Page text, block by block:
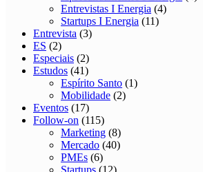
Entrevistas I Energia (4)
Startups I Energia (11)
Entrevista (3)
ES (2)
Especiais (2)
Estudos (41)
Espírito Santo (1)
Mobilidade (2)
Eventos (17)
Follow-on (115)
Marketing (8)
Mercado (40)
PMEs (6)
Startups (12)